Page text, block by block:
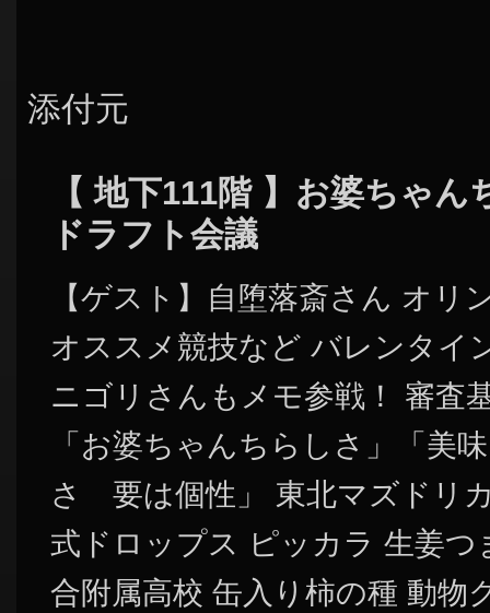
添付元
【 地下111階 】お婆ちゃ
ドラフト会議
【ゲスト】自堕落斎さん オリ
オススメ競技など バレンタイ
ニゴリさんもメモ参戦！ 審査
「お婆ちゃんちらしさ」「美
さ 要は個性」 東北マズドリ
式ドロップス ピッカラ 生姜つ
合附属高校 缶入り柿の種 動物